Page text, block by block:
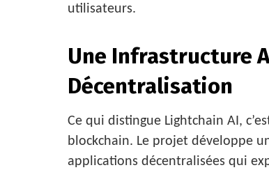
utilisateurs.
Une Infrastructure
Décentralisation
Ce qui distingue Lightchain AI,
blockchain. Le projet développe
applications décentralisées qui